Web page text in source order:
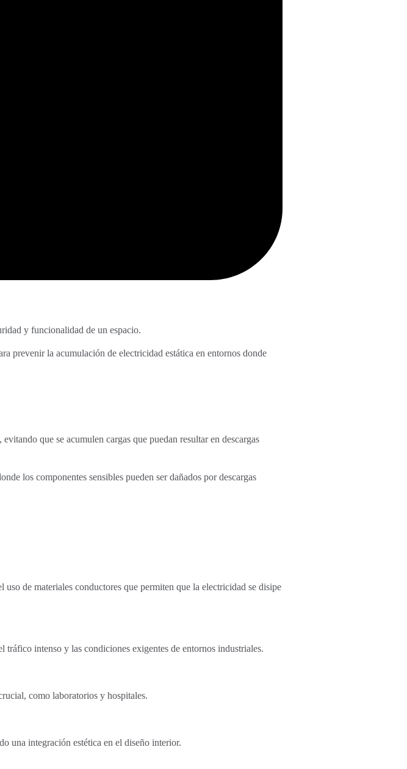
y funcionalidad de un espacio.
prevenir la acumulación de electricidad estática en entornos donde
que se acumulen cargas que puedan resultar en descargas
los componentes sensibles pueden ser dañados por descargas
de materiales conductores que permiten que la electricidad se disipe
tráfico intenso y las condiciones exigentes de entornos industriales.
como laboratorios y hospitales.
una integración estética en el diseño interior.